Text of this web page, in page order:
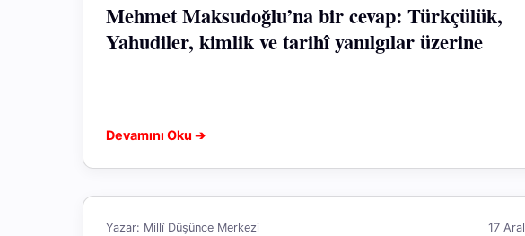
Mehmet Maksudoğlu’na bir cevap: Türkçülük,
Yahudiler, kimlik ve tarihî yanılgılar üzerine
Devamını Oku ➔
Yazar: Millî Düşünce Merkezi 17